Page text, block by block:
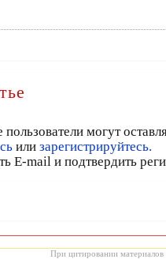
могут
или зарегистрируйтесь.
E-mail и подтвердить
При цитировании материалов